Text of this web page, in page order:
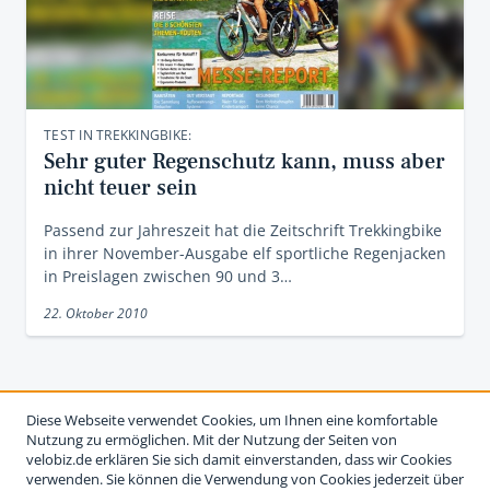
TEST IN TREKKINGBIKE:
Sehr guter Regenschutz kann, muss aber
nicht teuer sein
Passend zur Jahreszeit hat die Zeitschrift Trekkingbike
in ihrer November-Ausgabe elf sportliche Regenjacken
in Preislagen zwischen 90 und 3…
22. Oktober 2010
Diese Webseite verwendet Cookies, um Ihnen eine komfortable
Nutzung zu ermöglichen. Mit der Nutzung der Seiten von
velobiz.de erklären Sie sich damit einverstanden, dass wir Cookies
verwenden. Sie können die Verwendung von Cookies jederzeit über